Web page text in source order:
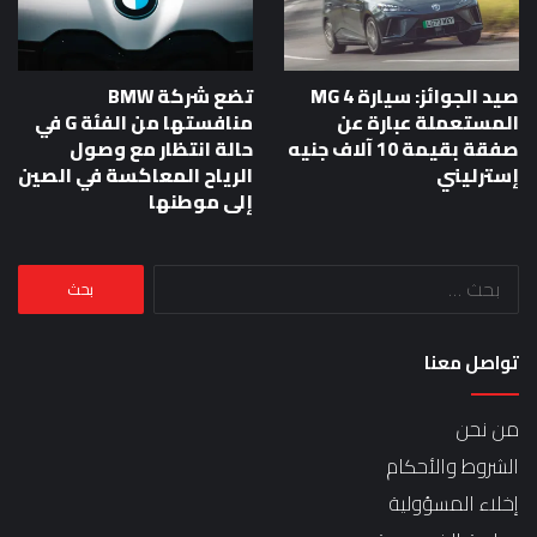
صيد الجوائز: سيارة MG 4
المستعملة عبارة عن
صفقة بقيمة 10 آلاف جنيه
إسترليني
تضع شركة BMW
منافستها من الفئة G في
حالة انتظار مع وصول
الرياح المعاكسة في الصين
إلى موطنها
البحث
تواصل معنا
من نحن
الشروط والأحكام
إخلاء المسؤولية